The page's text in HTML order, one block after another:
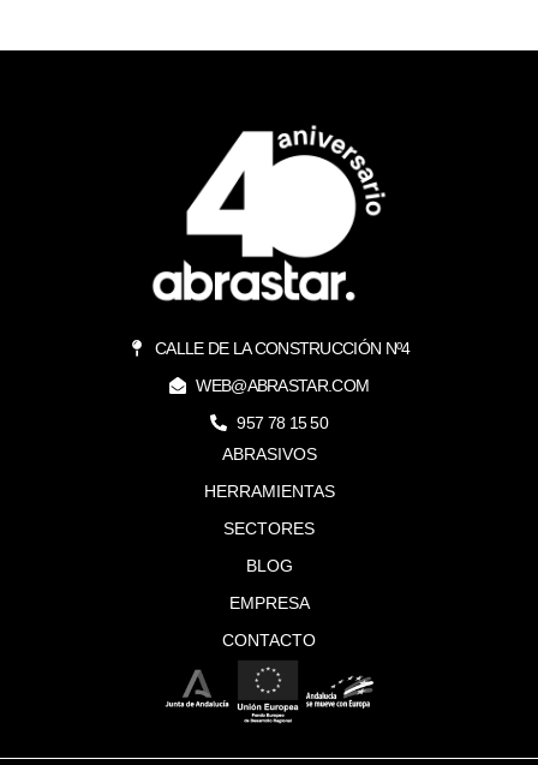
ABRASIVOS
HERRAMIENTAS
SECTORES
BLOG
EMPRESA
CONTACTO
CALLE DE LA CONSTRUCCIÓN Nº4
WEB@ABRASTAR.COM
957 78 15 50